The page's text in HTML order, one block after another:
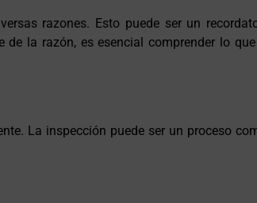
razones. Esto puede ser un
la razón, es esencial comprender lo
La inspección puede ser un proceso